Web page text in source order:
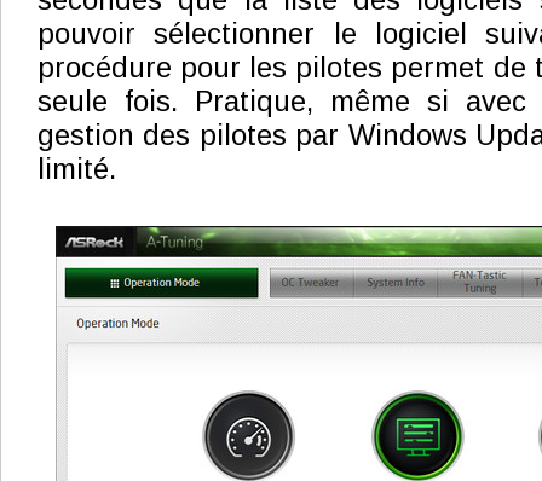
pouvoir sélectionner le logiciel
procédure pour les pilotes permet de
seule fois. Pratique, même si
gestion des pilotes par Windows
limité.